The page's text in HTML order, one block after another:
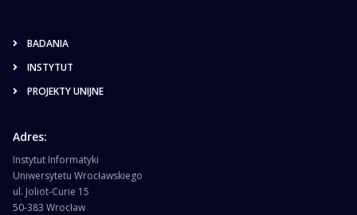
BADANIA
INSTYTUT
PROJEKTY UNIJNE
Adres:
Instytut Informatyki
Uniwersytetu Wrocławskiego
ul. Joliot-Curie 15
50-383 Wrocław